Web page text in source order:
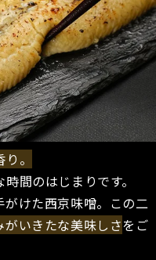
。
間のはじまりです。
けた西京味噌。この二
がいきたな美味しさをご